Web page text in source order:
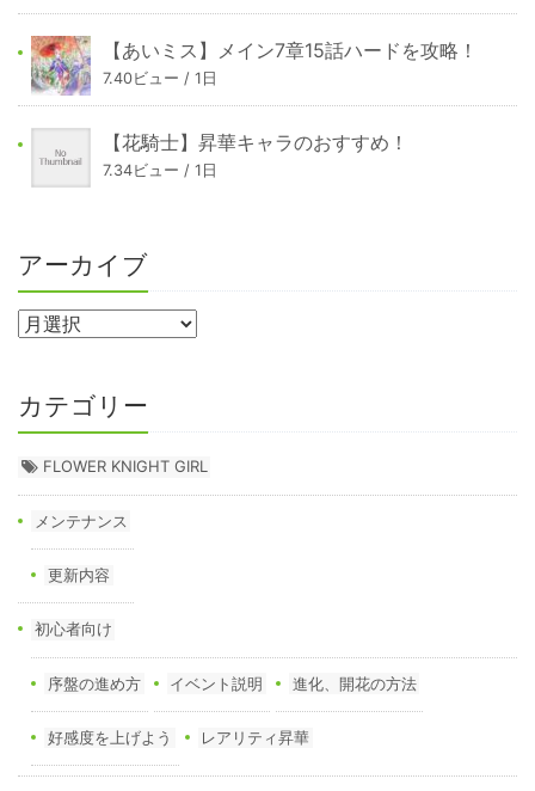
【あいミス】メイン7章15話ハードを攻略！
7.40ビュー / 1日
【花騎士】昇華キャラのおすすめ！
7.34ビュー / 1日
アーカイブ
カテゴリー
FLOWER KNIGHT GIRL
メンテナンス
更新内容
初心者向け
序盤の進め方 イベント説明 進化、開花の方法
好感度を上げよう レアリティ昇華